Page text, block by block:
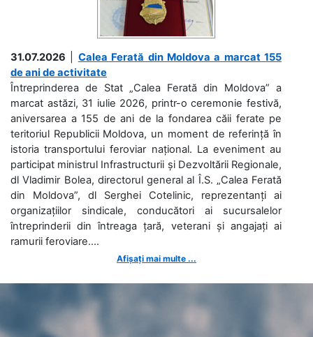
31.07.2026
Calea Ferată din Moldova a marcat 155
de ani de activitate
Întreprinderea de Stat „Calea Ferată din Moldova” a
marcat astăzi, 31 iulie 2026, printr-o ceremonie festivă,
aniversarea a 155 de ani de la fondarea căii ferate pe
teritoriul Republicii Moldova, un moment de referință în
istoria transportului feroviar național. La eveniment au
participat ministrul Infrastructurii și Dezvoltării Regionale,
dl Vladimir Bolea, directorul general al Î.S. „Calea Ferată
din Moldova”, dl Serghei Cotelinic, reprezentanți ai
organizațiilor sindicale, conducători ai sucursalelor
întreprinderii din întreaga țară, veterani și angajați ai
ramurii feroviare....
Afișați mai multe ...